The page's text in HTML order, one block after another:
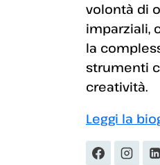
volontà di
imparziali,
la
strumenti
creatività.
Leggi la